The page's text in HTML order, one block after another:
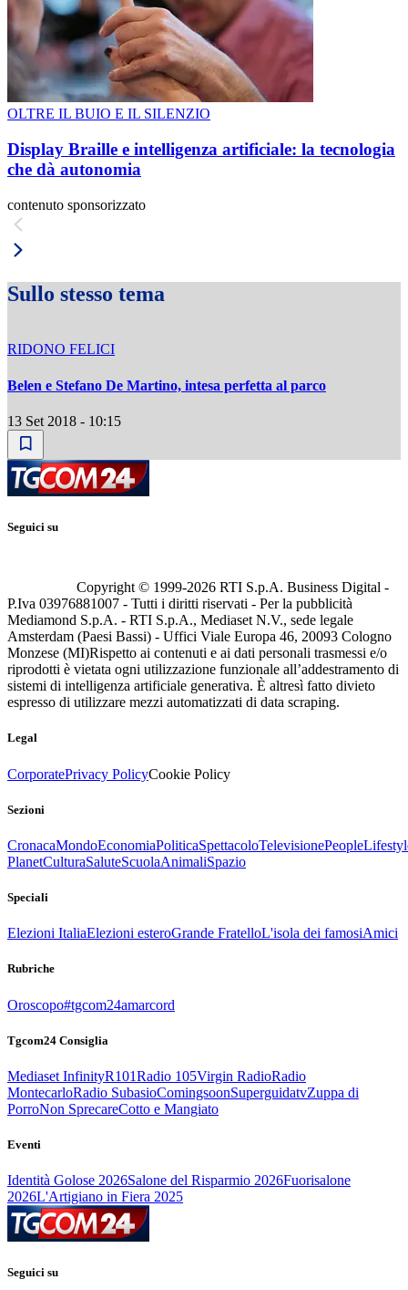
OLTRE IL BUIO E IL SILENZIO
Display Braille e intelligenza artificiale: la tecnologia
che dà autonomia
contenuto sponsorizzato
Sullo stesso tema
RIDONO FELICI
Belen e Stefano De Martino, intesa perfetta al parco
13 Set 2018 - 10:15
Seguici su
Copyright © 1999-2026 RTI S.p.A. Business Digital -
P.Iva 03976881007 - Tutti i diritti riservati - Per la pubblicità
Mediamond S.p.A. - RTI S.p.A., Mediaset N.V., sede legale
Amsterdam (Paesi Bassi) - Uffici Viale Europa 46, 20093 Cologno
Monzese (MI)Rispetto ai contenuti e ai dati personali trasmessi e/o
riprodotti è vietata ogni utilizzazione funzionale all’addestramento di
sistemi di intelligenza artificiale generativa. È altresì fatto divieto
espresso di utilizzare mezzi automatizzati di data scraping.
Legal
CorporatePrivacy PolicyCookie Policy
Sezioni
CronacaMondoEconomiaPoliticaSpettacoloTelevisionePeople
PlanetCulturaSaluteScuolaAnimaliSpazio
Speciali
Elezioni ItaliaElezioni esteroGrande FratelloL'isola dei famosiAmici
Rubriche
Oroscopo#tgcom24amarcord
Tgcom24 Consiglia
Mediaset InfinityR101Radio 105Virgin RadioRadio
MontecarloRadio SubasioComingsoonSuperguidatvZuppa di
PorroNon SprecareCotto e Mangiato
Eventi
Identità Golose 2026Salone del Risparmio 2026Fuorisalone
2026L'Artigiano in Fiera 2025
Seguici su